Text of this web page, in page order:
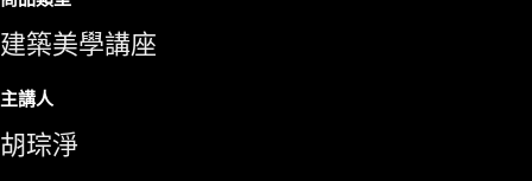
建築美學講座
主講人
胡琮淨